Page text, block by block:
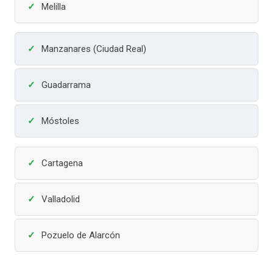
Melilla
Manzanares (Ciudad Real)
Guadarrama
Móstoles
Cartagena
Valladolid
Pozuelo de Alarcón